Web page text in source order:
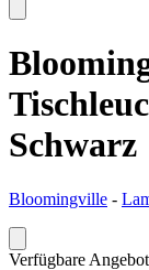
Schwarz
Bloomingville -
Verfügbare